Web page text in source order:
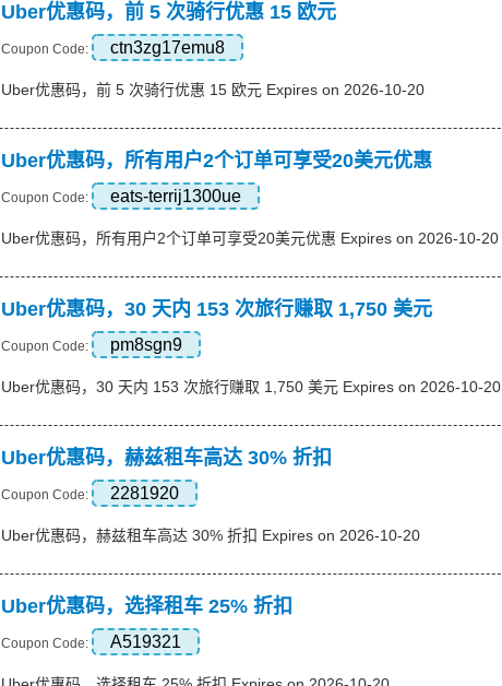
Uber优惠码，前 5 次骑行优惠 15 欧元
Coupon Code: ctn3zg17emu8
Uber优惠码，前 5 次骑行优惠 15 欧元 Expires on 2026-10-20
Uber优惠码，所有用户2个订单可享受20美元优惠
Coupon Code: eats-terrij1300ue
Uber优惠码，所有用户2个订单可享受20美元优惠 Expires on 2026-10-20
Uber优惠码，30 天内 153 次旅行赚取 1,750 美元
Coupon Code: pm8sgn9
Uber优惠码，30 天内 153 次旅行赚取 1,750 美元 Expires on 2026-10-20
Uber优惠码，赫兹租车高达 30% 折扣
Coupon Code: 2281920
Uber优惠码，赫兹租车高达 30% 折扣 Expires on 2026-10-20
Uber优惠码，选择租车 25% 折扣
Coupon Code: A519321